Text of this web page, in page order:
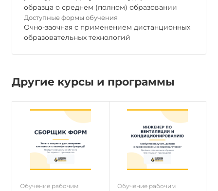
образца о среднем (полном) образовании
Доступные формы обучения
Очно-заочная с применением дистанционных
образовательных технологий
Другие курсы и программы
Обучение рабочим
Обучение рабочим